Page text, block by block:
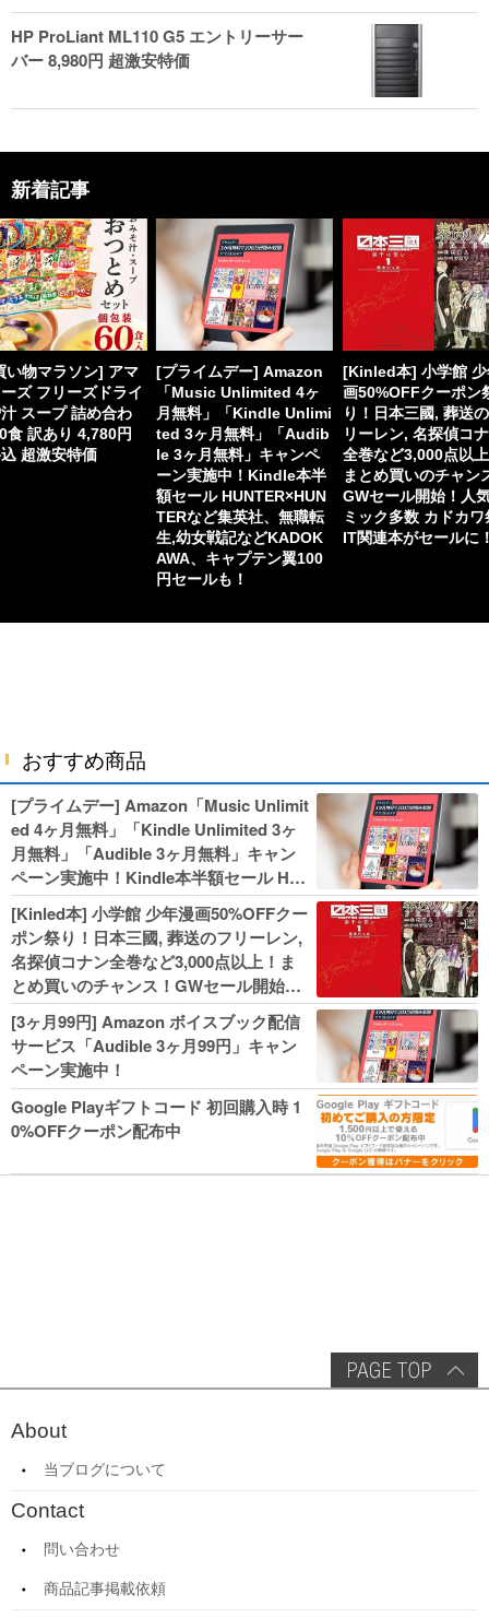
HP ProLiant ML110 G5 エントリーサー
バー 8,980円 超激安特価
新着記事
[プライムデー] Amazon
「Music Unlimited 4ヶ
月無料」「Kindle Unlimi
ted 3ヶ月無料」「Audib
le 3ヶ月無料」キャンペ
ーン実施中！Kindle本半
額セール HUNTER×HUN
TERなど集英社、無職転
生,幼女戦記などKADOK
AWA、キャプテン翼100
円セールも！
[Kinled本] 小学館 少
画50%OFFクーポン
り！日本三國, 葬送
リーレン, 名探偵コ
全巻など3,000点以
まとめ買いのチャン
GWセール開始！人
ミック多数 カドカワ
IT関連本がセールに
い物マラソン] アマ
ズ フリーズドライ
スープ 詰め合わ
食 訳あり 4,780円
超激安特価
おすすめ商品
[プライムデー] Amazon「Music Unlimit
ed 4ヶ月無料」「Kindle Unlimited 3ヶ
月無料」「Audible 3ヶ月無料」キャン
ペーン実施中！Kindle本半額セール HU
NTER×HUNTERなど集英社、無職転生,
幼女戦記などKADOKAWA、キャプテン
翼100円セールも！
[Kinled本] 小学館 少年漫画50%OFFクー
ポン祭り！日本三國, 葬送のフリーレン,
名探偵コナン全巻など3,000点以上！ま
とめ買いのチャンス！GWセール開始！
人気コミック多数 カドカワ祭やIT関連本
がセールに！
[3ヶ月99円] Amazon ボイスブック配信
サービス「Audible 3ヶ月99円」キャン
ペーン実施中！
Google Playギフトコード 初回購入時 1
0%OFFクーポン配布中
About
当ブログについて
Contact
問い合わせ
商品記事掲載依頼